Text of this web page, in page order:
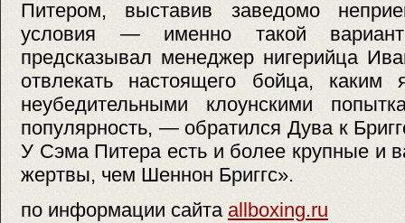
Питером, выставив заведомо
условия — именно такой
предсказывал менеджер нигерийца
отвлекать настоящего бойца, каким
неубедительными клоунскими
популярность, — обратился Дува к
У Сэма Питера есть и более крупные и
жертвы, чем Шеннон Бриггс».
по информации сайта allboxing.ru